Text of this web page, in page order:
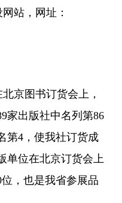
站，网址：
京图书订货会上，
家出版社中名列第86
第4，使我社订货成
单位在北京订货会上
，也是我省参展品